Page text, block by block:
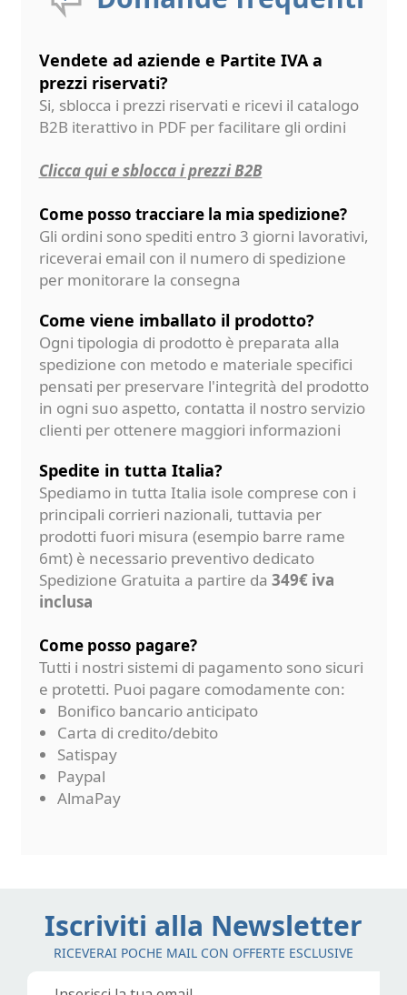
Vendete ad aziende e Partite IVA a
prezzi riservati?
Si, sblocca i prezzi riservati e ricevi il catalogo
B2B iterattivo in PDF per facilitare gli ordini
Clicca qui e sblocca i prezzi B2B
Come posso tracciare la mia spedizione?
Gli ordini sono spediti entro 3 giorni lavorativi,
riceverai email con il numero di spedizione
per monitorare la consegna
Come viene imballato il prodotto?
Ogni tipologia di prodotto è preparata alla
spedizione con metodo e materiale specifici
pensati per preservare l'integrità del prodotto
in ogni suo aspetto, contatta il nostro servizio
clienti per ottenere maggiori informazioni
Spedite in tutta Italia?
Spediamo in tutta Italia isole comprese con i
principali corrieri nazionali, tuttavia per
prodotti fuori misura (esempio barre rame
6mt) è necessario preventivo dedicato
Spedizione Gratuita a partire da 349€ iva
inclusa
Come posso pagare?
Tutti i nostri sistemi di pagamento sono sicuri
e protetti. Puoi pagare comodamente con:
Bonifico bancario anticipato
Carta di credito/debito
Satispay
Paypal
AlmaPay
Iscriviti alla Newsletter
RICEVERAI POCHE MAIL CON OFFERTE ESCLUSIVE
Iscriviti